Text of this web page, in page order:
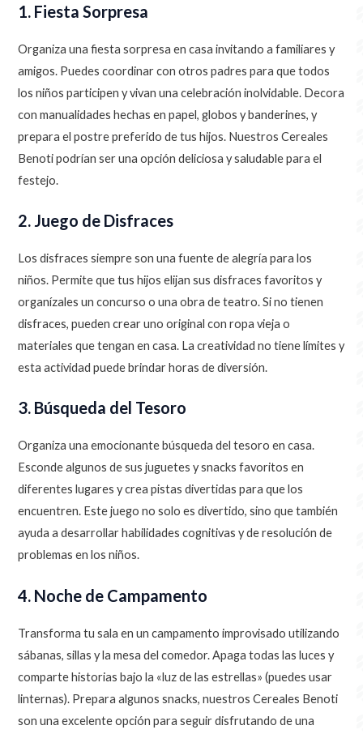
1. Fiesta Sorpresa
Organiza una fiesta sorpresa en casa invitando a familiares y
amigos. Puedes coordinar con otros padres para que todos
los niños participen y vivan una celebración inolvidable. Decora
con manualidades hechas en papel, globos y banderines, y
prepara el postre preferido de tus hijos. Nuestros Cereales
Benoti podrían ser una opción deliciosa y saludable para el
festejo.
2. Juego de Disfraces
Los disfraces siempre son una fuente de alegría para los
niños. Permite que tus hijos elijan sus disfraces favoritos y
organízales un concurso o una obra de teatro. Si no tienen
disfraces, pueden crear uno original con ropa vieja o
materiales que tengan en casa. La creatividad no tiene límites y
esta actividad puede brindar horas de diversión.
3. Búsqueda del Tesoro
Organiza una emocionante búsqueda del tesoro en casa.
Esconde algunos de sus juguetes y snacks favoritos en
diferentes lugares y crea pistas divertidas para que los
encuentren. Este juego no solo es divertido, sino que también
ayuda a desarrollar habilidades cognitivas y de resolución de
problemas en los niños.
4. Noche de Campamento
Transforma tu sala en un campamento improvisado utilizando
sábanas, sillas y la mesa del comedor. Apaga todas las luces y
comparte historias bajo la «luz de las estrellas» (puedes usar
linternas). Prepara algunos snacks, nuestros Cereales Benoti
son una excelente opción para seguir disfrutando de una